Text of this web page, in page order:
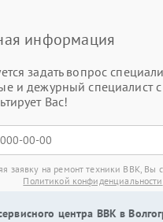
информация
задать вопрос
и дежурный специалист
Вас!
заявку на ремонт техники BBK, Вы
Политикой конфиденциальности
центра BBK в